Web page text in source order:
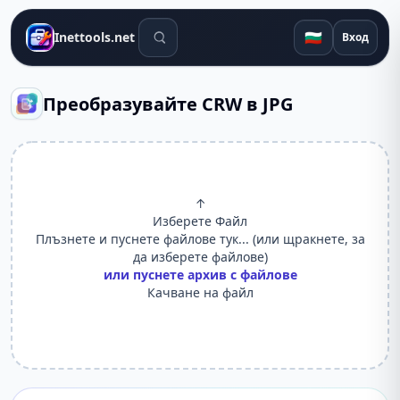
Inettools.net Инструменти за търсене🇧🇬 Вход
Преобразувайте CRW в JPG
↑
Изберете Файл
Плъзнете и пуснете файлове тук... (или щракнете, за
да изберете файлове)
или пуснете архив с файлове
Качване на файл